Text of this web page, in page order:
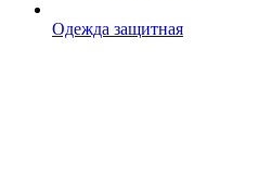
Одежда защитная